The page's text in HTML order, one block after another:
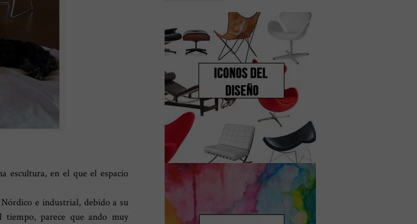
escultura, en el que el espacio
e industrial, debido a su
parece que ando muy